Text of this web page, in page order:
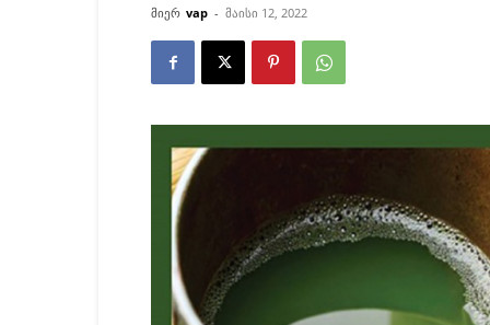
მიერ vap - მაისი 12, 2022